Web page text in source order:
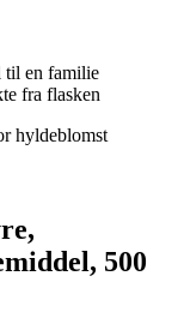
til en familie
fra flasken
hyldeblomst
500